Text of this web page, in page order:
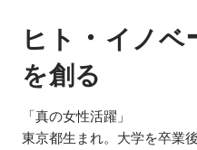
ヒト ・ イノベ
を創る
「真の女性活躍」
東京都生まれ。大学を卒業